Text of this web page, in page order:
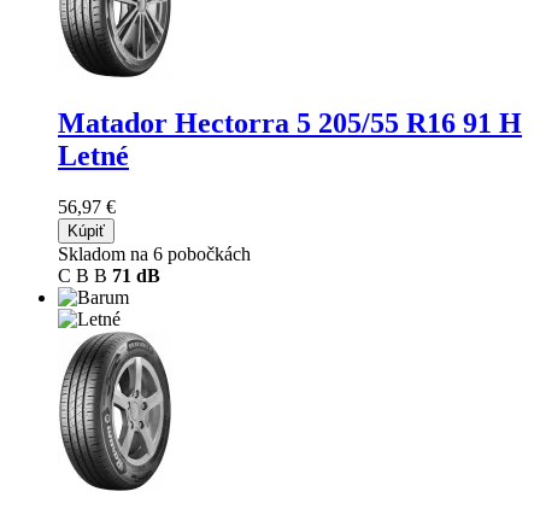
Matador Hectorra 5 205/55 R16 91 H
Letné
56,97 €
Kúpiť
Skladom na 6 pobočkách
C B B 71 dB